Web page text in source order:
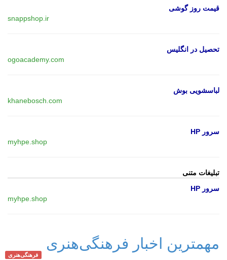
قیمت روز گوشی
snappshop.ir
تحصیل در انگلیس
ogoacademy.com
لباسشویی بوش
khanebosch.com
سرور HP
myhpe.shop
تبلیغات متنی
سرور HP
myhpe.shop
مهمترین اخبار فرهنگی‌هنری
فرهنگی‌هنری